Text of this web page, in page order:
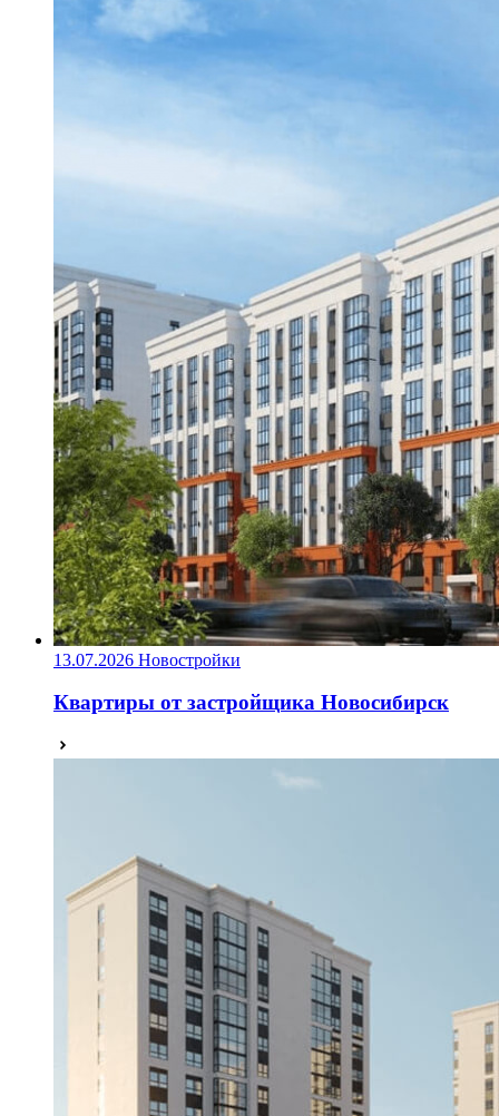
13.07.2026 Новостройки
Квартиры от застройщика Новосибирск